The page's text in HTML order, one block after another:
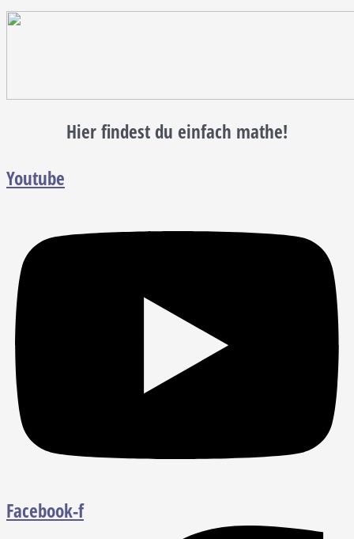
Hier findest du einfach mathe!
Youtube
Facebook-f